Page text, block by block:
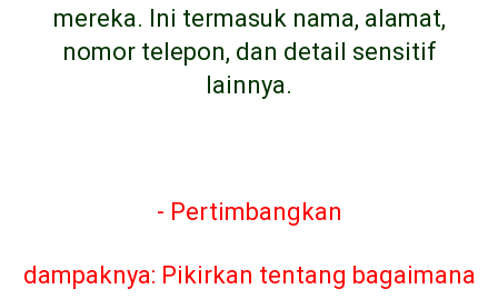
mereka. Ini termasuk nama, alamat,
nomor telepon, dan detail sensitif
lainnya.
- Pertimbangkan
dampaknya: Pikirkan tentang bagaimana